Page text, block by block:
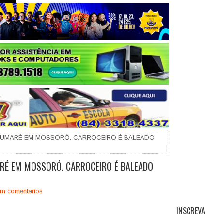
EM MOSSORÓ. CARROCEIRO É BALEADO
EM MOSSORÓ. CARROCEIRO É BALEADO
comentarios